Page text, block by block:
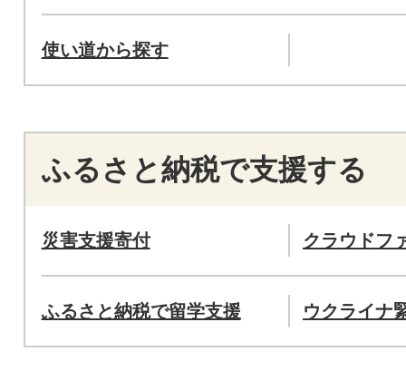
使い道から探す
ふるさと納税で支援する
災害支援寄付 クラウドフ
ふるさと納税で留学支援 ウクライナ